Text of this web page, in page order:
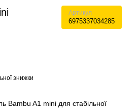
Артикул
6975337034285
знижки
Bambu A1 mini для стабільної